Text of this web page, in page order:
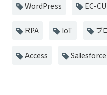
WordPress EC-
RPA IoT ブ
Access Salesforce